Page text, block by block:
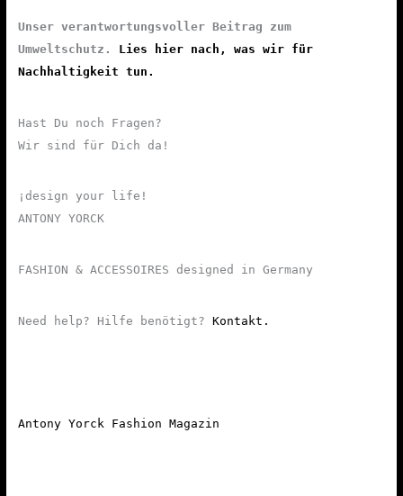
Unser verantwortungsvoller Beitrag zum
Umweltschutz. Lies hier nach, was wir für
Nachhaltigkeit tun.
Hast Du noch Fragen?
Wir sind für Dich da!
¡design your life!
ANTONY YORCK
FASHION & ACCESSOIRES designed in Germany
Need help? Hilfe benötigt? Kontakt.
Antony Yorck Fashion Magazin